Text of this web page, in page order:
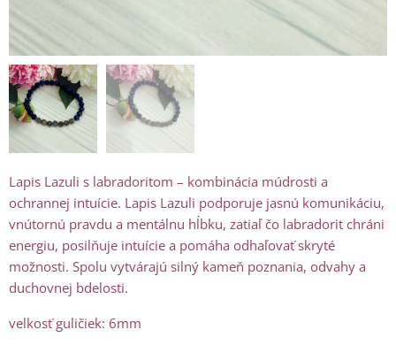
Lapis Lazuli s labradoritom – kombinácia múdrosti a
ochrannej intuície. Lapis Lazuli podporuje jasnú komunikáciu,
vnútornú pravdu a mentálnu hĺbku, zatiaľ čo labradorit chráni
energiu, posilňuje intuície a pomáha odhaľovať skryté
možnosti. Spolu vytvárajú silný kameň poznania, odvahy a
duchovnej bdelosti.
velkosť guličiek: 6mm